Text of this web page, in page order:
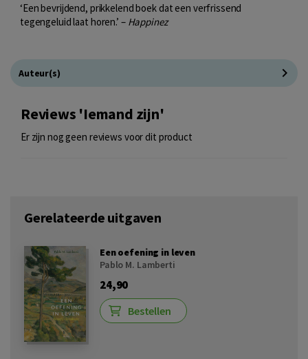
‘Een bevrijdend, prikkelend boek dat een verfrissend
tegengeluid laat horen.’ – Happinez
Auteur(s)
Reviews 'Iemand zijn'
Er zijn nog geen reviews voor dit product
Gerelateerde uitgaven
Een oefening in leven
Pablo M. Lamberti
24,90
Bestellen